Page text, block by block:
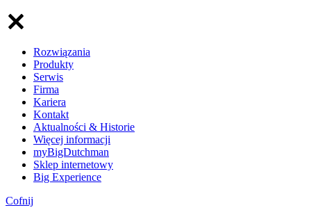
Rozwiązania
Produkty
Serwis
Firma
Kariera
Kontakt
Aktualności & Historie
Więcej informacji
myBigDutchman
Sklep internetowy
Big Experience
Cofnij